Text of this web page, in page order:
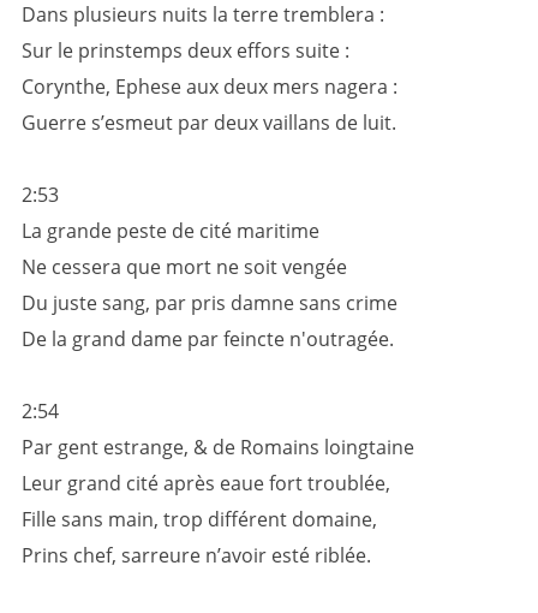
Dans plusieurs nuits la terre tremblera :
Sur le prinstemps deux effors suite :
Corynthe, Ephese aux deux mers nagera :
Guerre s’esmeut par deux vaillans de luit.
2:53
La grande peste de cité maritime
Ne cessera que mort ne soit vengée
Du juste sang, par pris damne sans crime
De la grand dame par feincte n'outragée.
2:54
Par gent estrange, & de Romains loingtaine
Leur grand cité après eaue fort troublée,
Fille sans main, trop différent domaine,
Prins chef, sarreure n’avoir esté riblée.